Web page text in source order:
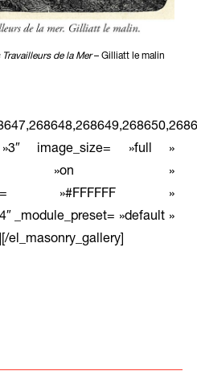
Travailleurs de la Mer– Gilliatt le malin
»3″ image_size= »full »
»on »
»#FFFFFF »
_module_preset= »default »
el_masonry_gallery]